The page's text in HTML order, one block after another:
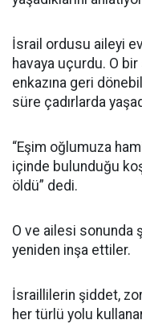
İsrail ordusu aileyi
havaya uçurdu. O
enkazına geri
süre çadırlarda
“Eşim oğlumuza
içinde bulunduğu
öldü” dedi.
O ve ailesi sonunda
yeniden inşa ettiler.
İsraillilerin şiddet,
her türlü yolu